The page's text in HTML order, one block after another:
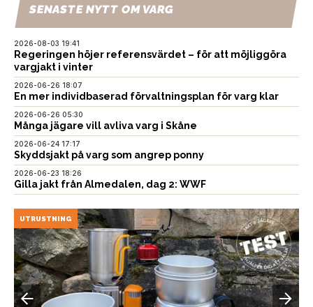
SENASTE NYTT OM VARG
2026-08-03 19:41
Regeringen höjer referensvärdet – för att möjliggöra
vargjakt i vinter
2026-06-26 18:07
En mer individbaserad förvaltningsplan för varg klar
2026-06-26 05:30
Många jägare vill avliva varg i Skåne
2026-06-24 17:17
Skyddsjakt på varg som angrep ponny
2026-06-23 18:26
Gilla jakt från Almedalen, dag 2: WWF
UTRUSTNING